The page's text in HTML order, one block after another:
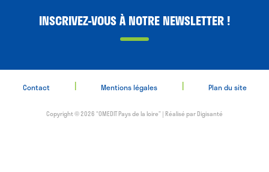
INSCRIVEZ-VOUS À NOTRE NEWSLETTER !
Contact | Mentions légales | Plan du site
Copyright © 2026 “OMEDIT Pays de la loire” | Réalisé parDigisanté